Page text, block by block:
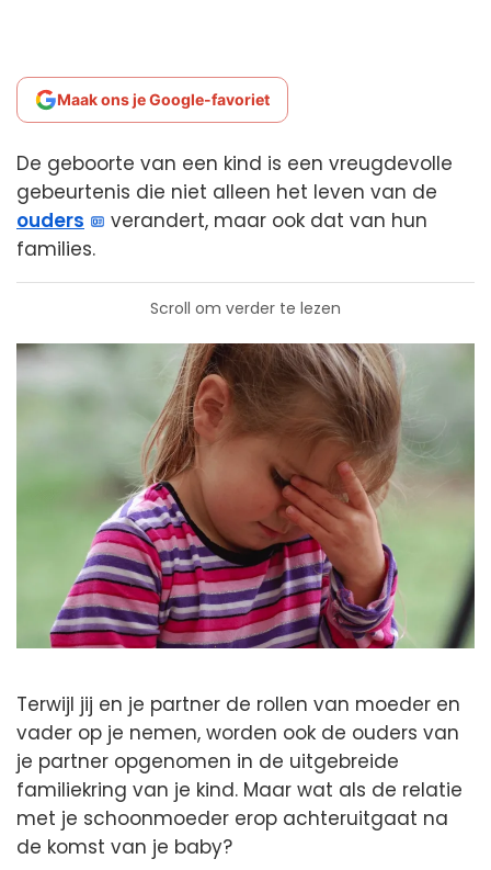
Maak ons je Google-favoriet
De geboorte van een kind is een vreugdevolle
gebeurtenis die niet alleen het leven van de
ouders
verandert, maar ook dat van hun
families.
Scroll om verder te lezen
Terwijl jij en je partner de rollen van moeder en
vader op je nemen, worden ook de ouders van
je partner opgenomen in de uitgebreide
familiekring van je kind. Maar wat als de relatie
met je schoonmoeder erop achteruitgaat na
de komst van je baby?